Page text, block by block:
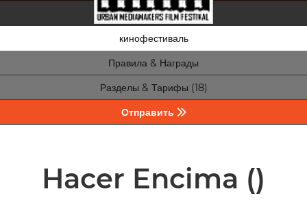
кинофестиваль
Правила & Награды
Разделы & Тарифы (18)
Отправить
Hacer Encima ()